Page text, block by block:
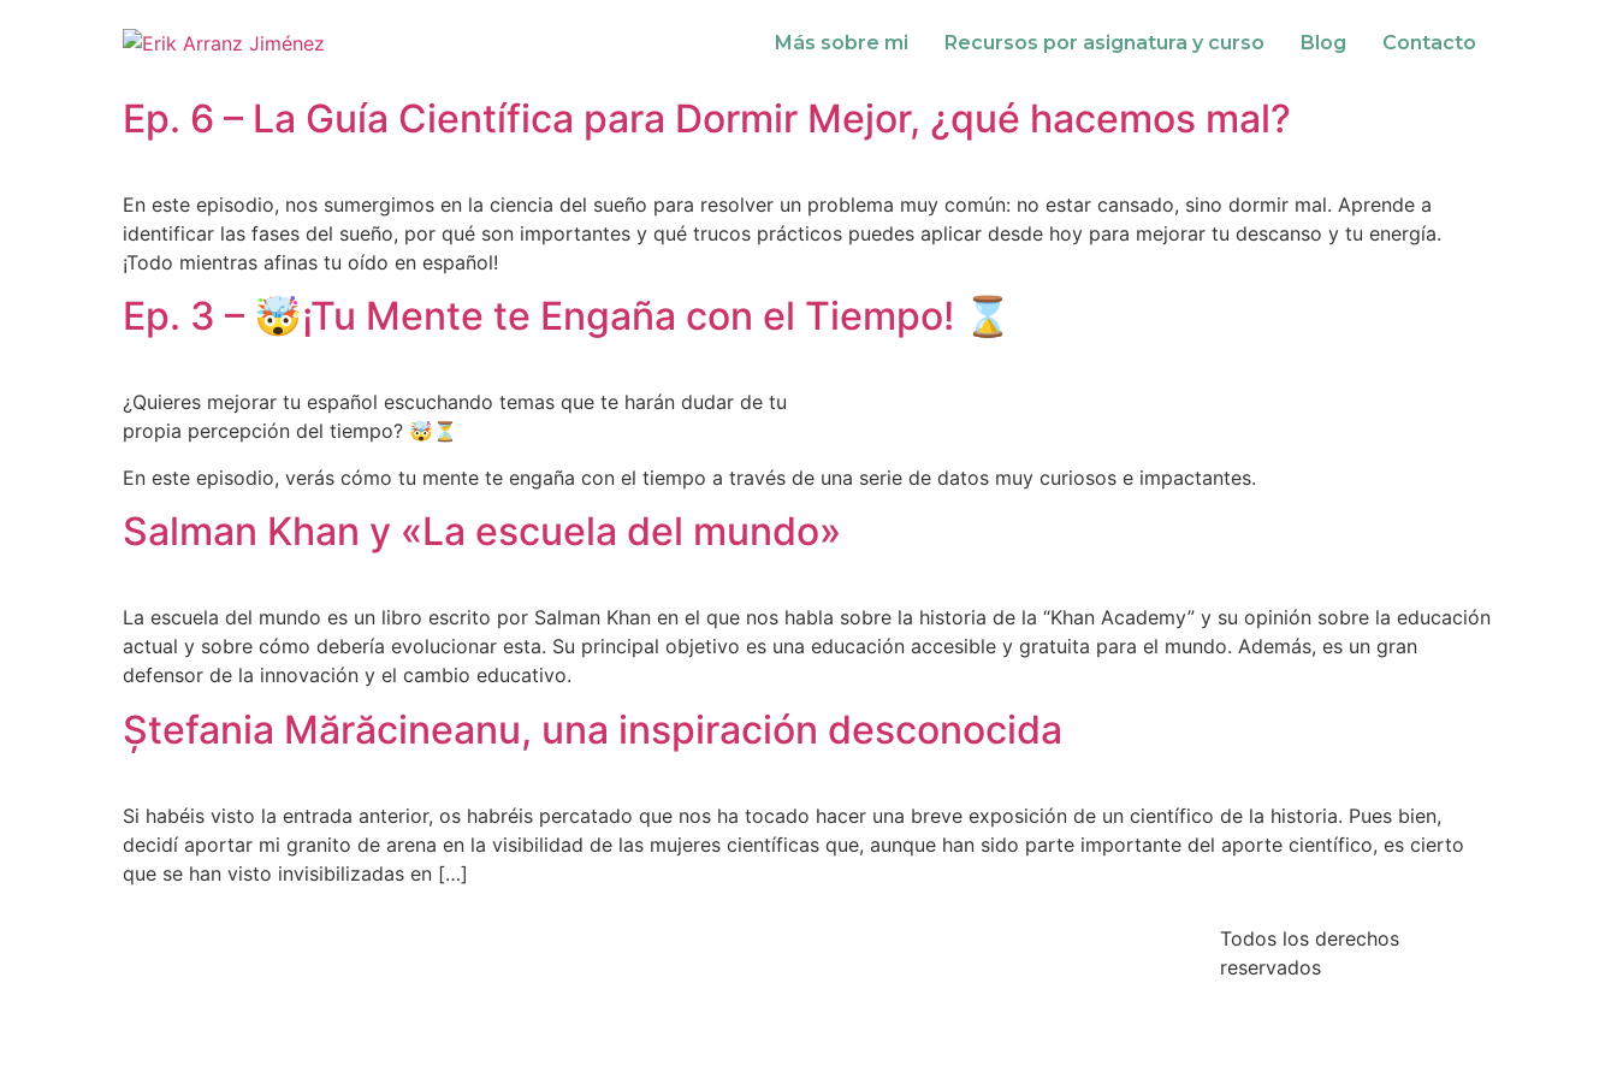
Más sobre mi Recursos por asignatura y curso Blog Contacto
Ep. 6 – La Guía Científica para Dormir Mejor, ¿qué hacemos mal?
En este episodio, nos sumergimos en la ciencia del sueño para resolver un problema muy común: no estar cansado, sino dormir mal. Aprende a
identificar las fases del sueño, por qué son importantes y qué trucos prácticos puedes aplicar desde hoy para mejorar tu descanso y tu energía.
¡Todo mientras afinas tu oído en español!
Ep. 3 – 🤯¡Tu Mente te Engaña con el Tiempo! ⌛
¿Quieres mejorar tu español escuchando temas que te harán dudar de tu
propia percepción del tiempo? 🤯⏳
En este episodio, verás cómo tu mente te engaña con el tiempo a través de una serie de datos muy curiosos e impactantes.
Salman Khan y «La escuela del mundo»
La escuela del mundo es un libro escrito por Salman Khan en el que nos habla sobre la historia de la “Khan Academy” y su opinión sobre la educación
actual y sobre cómo debería evolucionar esta. Su principal objetivo es una educación accesible y gratuita para el mundo. Además, es un gran
defensor de la innovación y el cambio educativo.
Ștefania Mărăcineanu, una inspiración desconocida
Si habéis visto la entrada anterior, os habréis percatado que nos ha tocado hacer una breve exposición de un científico de la historia. Pues bien,
decidí aportar mi granito de arena en la visibilidad de las mujeres científicas que, aunque han sido parte importante del aporte científico, es cierto
que se han visto invisibilizadas en […]
Todos los derechos
reservados